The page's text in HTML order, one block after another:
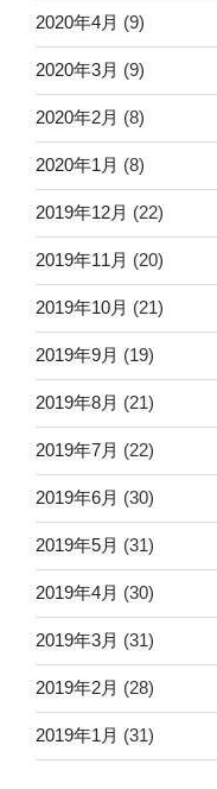
2020年4月 (9)
2020年3月 (9)
2020年2月 (8)
2020年1月 (8)
2019年12月 (22)
2019年11月 (20)
2019年10月 (21)
2019年9月 (19)
2019年8月 (21)
2019年7月 (22)
2019年6月 (30)
2019年5月 (31)
2019年4月 (30)
2019年3月 (31)
2019年2月 (28)
2019年1月 (31)